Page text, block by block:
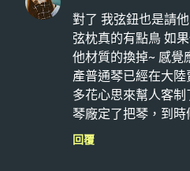
對了 我弦鈕也是請
弦枕真的有點鳥 如
他材質的換掉~ 感覺
產普通琴已經在大
多花心思來幫人客
琴廠定了把琴，到
回覆